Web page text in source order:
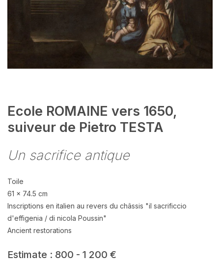
Ecole ROMAINE vers 1650,
suiveur de Pietro TESTA
Un sacrifice antique
Toile
61 x 74.5 cm
Inscriptions en italien au revers du châssis "il sacrificcio
d'effigenia / di nicola Poussin"
Ancient restorations
Estimate : 800 - 1 200 €